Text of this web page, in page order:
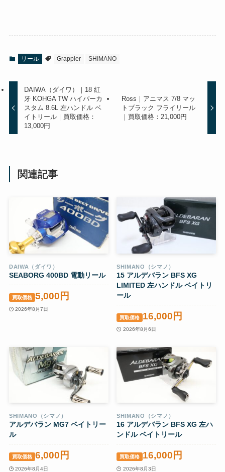
リール Grappler SHIMANO
DAIWA（ダイワ）｜18 紅
牙 KOHGA TW ハイパーカ
スタム 8.6L 左ハンドル ベ
イトリール｜買取価格：
13,000円
Ross｜アニマス 7/8 マッ
トブラック フライリール
｜買取価格：21,000円
関連記事
DAIWA（ダイワ）
SEABORG 400BD 電動リール
買取価格 5,000円
2026年8月7日
SHIMANO（シマノ）
15 アルデバラン BFS XG
LIMITED 左ハンドル ベイトリ
ール
買取価格 16,000円
2026年8月6日
SHIMANO（シマノ）
アルデバラン MG7 ベイトリー
ル
買取価格 6,000円
2026年8月4日
SHIMANO（シマノ）
16 アルデバラン BFS XG 左ハ
ンドル ベイトリール
買取価格 16,000円
2026年8月3日